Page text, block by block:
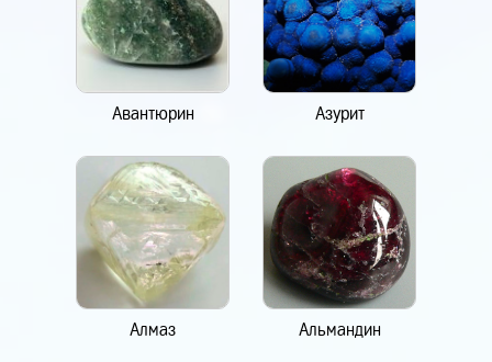
Авантюрин Азурит
Алмаз Альмандин